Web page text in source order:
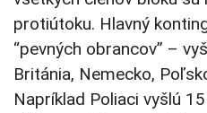
protiútoku. Hlavný
“pevných obrancov” –
Británia, Nemecko,
Napríklad Poliaci vyšlú